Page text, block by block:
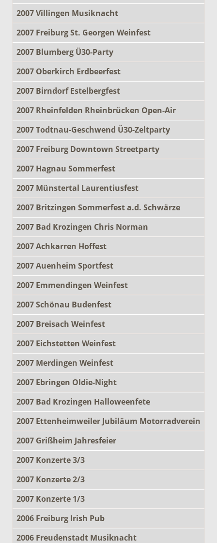
2007 Villingen Musiknacht
2007 Freiburg St. Georgen Weinfest
2007 Blumberg Ü30-Party
2007 Oberkirch Erdbeerfest
2007 Birndorf Estelbergfest
2007 Rheinfelden Rheinbrücken Open-Air
2007 Todtnau-Geschwend Ü30-Zeltparty
2007 Freiburg Downtown Streetparty
2007 Hagnau Sommerfest
2007 Münstertal Laurentiusfest
2007 Britzingen Sommerfest a.d. Schwärze
2007 Bad Krozingen Chris Norman
2007 Achkarren Hoffest
2007 Auenheim Sportfest
2007 Emmendingen Weinfest
2007 Schönau Budenfest
2007 Breisach Weinfest
2007 Eichstetten Weinfest
2007 Merdingen Weinfest
2007 Ebringen Oldie-Night
2007 Bad Krozingen Halloweenfete
2007 Ettenheimweiler Jubiläum Motorradverein
2007 Grißheim Jahresfeier
2007 Konzerte 3/3
2007 Konzerte 2/3
2007 Konzerte 1/3
2006 Freiburg Irish Pub
2006 Freudenstadt Musiknacht